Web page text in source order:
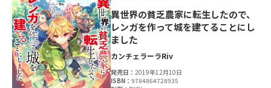
異世界の貧乏農家に転生したので、
レンガを作って城を建てることにし
ました
カンチェラーラRiv
発売日：2019年12月10日
ISBN：9784864728935